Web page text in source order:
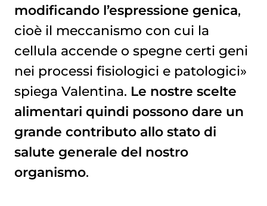
modificando l’espressione genica,
cioè il meccanismo con cui la
cellula accende o spegne certi geni
nei processi fisiologici e patologici»
spiega Valentina. Le nostre scelte
alimentari quindi possono dare un
grande contributo allo stato di
salute generale del nostro
organismo.